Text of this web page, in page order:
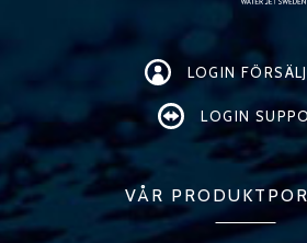
LOGIN
LOGIN
VÅR